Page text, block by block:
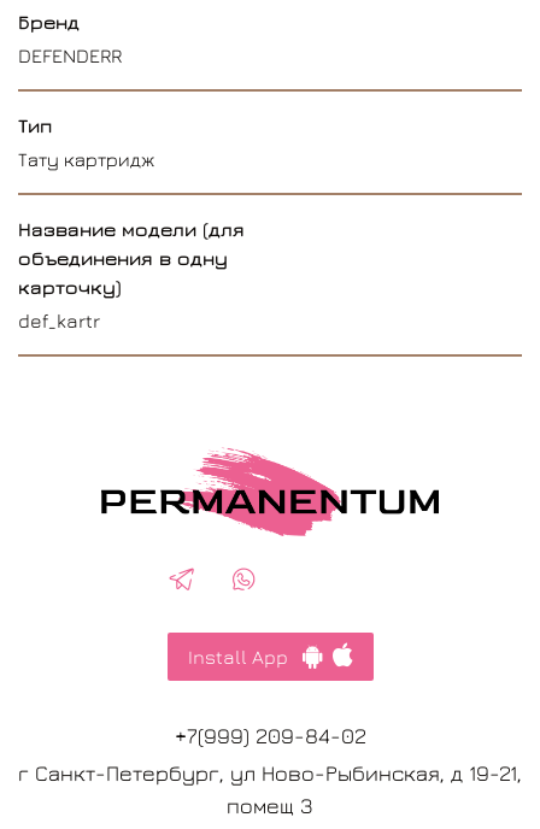
Бренд
DEFENDERR
Тип
Тату картридж
Название модели (для
объединения в одну
карточку)
def_kartr
Install App
+7(999) 209-84-02
г Санкт-Петербург, ул Ново-Рыбинская, д 19-21,
помещ 3